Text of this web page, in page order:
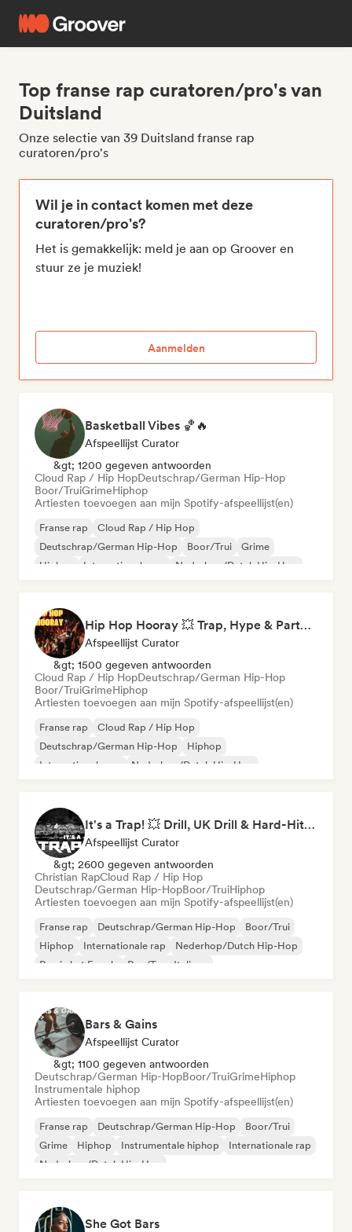
Top franse rap curatoren/pro's van
Duitsland
Onze selectie van 39 Duitsland franse rap
curatoren/pro's
Wil je in contact komen met deze
curatoren/pro's?
Het is gemakkelijk: meld je aan op Groover en
stuur ze je muziek!
Aanmelden
Basketball Vibes 🏀🔥
Afspeellijst Curator
&gt; 1200 gegeven antwoorden
Cloud Rap / Hip HopDeutschrap/German Hip-Hop
Boor/TruiGrimeHiphop
Artiesten toevoegen aan mijn Spotify-afspeellijst(en)
Franse rap
Cloud Rap / Hip Hop
Deutschrap/German Hip-Hop
Boor/Trui
Grime
Hiphop
Internationale rap Nederhop/Dutch Hip-Hop
Hip Hop Hooray 💥 Trap, Hype & Party Rap Bangers
Afspeellijst Curator
&gt; 1500 gegeven antwoorden
Cloud Rap / Hip HopDeutschrap/German Hip-Hop
Boor/TruiGrimeHiphop
Artiesten toevoegen aan mijn Spotify-afspeellijst(en)
Franse rap
Cloud Rap / Hip Hop
Deutschrap/German Hip-Hop
Hiphop
Internationale rap
Nederhop/Dutch Hip-Hop
It's a Trap! 💥 Drill, UK Drill & Hard-Hitting Trap
Afspeellijst Curator
&gt; 2600 gegeven antwoorden
Christian RapCloud Rap / Hip Hop
Deutschrap/German Hip-HopBoor/TruiHiphop
Artiesten toevoegen aan mijn Spotify-afspeellijst(en)
Franse rap Deutschrap/German Hip-Hop
Boor/Trui
Hiphop
Internationale rap
Nederhop/Dutch Hip-Hop
Rap in het Engels
Rap/Trap Italiano
Bars & Gains
Afspeellijst Curator
&gt; 1100 gegeven antwoorden
Deutschrap/German Hip-HopBoor/TruiGrimeHiphop
Instrumentale hiphop
Artiesten toevoegen aan mijn Spotify-afspeellijst(en)
Franse rap Deutschrap/German Hip-Hop
Boor/Trui
Grime
Hiphop Instrumentale hiphop
Internationale rap
Nederhop/Dutch Hip-Hop
She Got Bars